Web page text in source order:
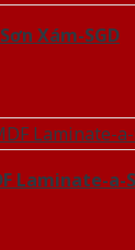
Xám-SGD
Laminate-a-